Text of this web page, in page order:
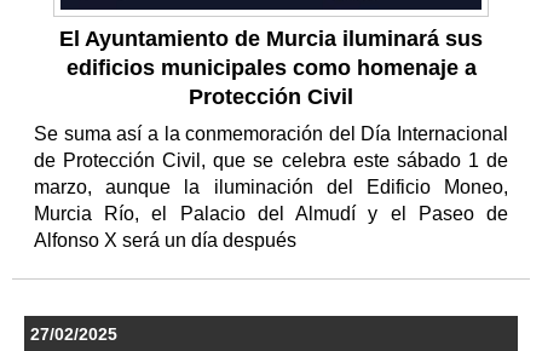
El Ayuntamiento de Murcia iluminará sus
edificios municipales como homenaje a
Protección Civil
Se suma así a la conmemoración del Día Internacional
de Protección Civil, que se celebra este sábado 1 de
marzo, aunque la iluminación del Edificio Moneo,
Murcia Río, el Palacio del Almudí y el Paseo de
Alfonso X será un día después
27/02/2025